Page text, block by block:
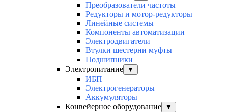
Преобразователи частоты
Редукторы и мотор-редукторы
Линейные системы
Компоненты автоматизации
Электродвигатели
Втулки шестерни муфты
Подшипники
Электропитание
▼
ИБП
Электрогенераторы
Аккумуляторы
Конвейерное оборудование
▼